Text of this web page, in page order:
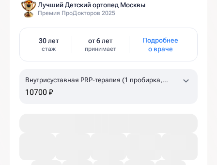
Лучший Детский ортопед Москвы
Премия ПроДокторов 2025
30 лет
стаж
от 6 лет
принимает
Подробнее
о враче
Внутрисуставная PRP-терапия (1 пробирка,
коленный, плечевой суставы)
10700 ₽